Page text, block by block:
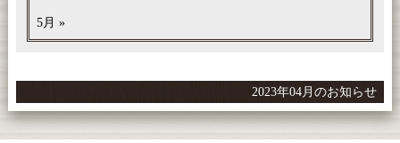
5月 »
2023年04月のお知らせ